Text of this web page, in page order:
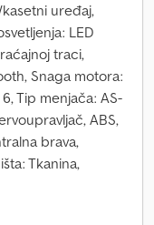
uređaj,
LED
traci,
Snaga motora:
Tip menjača: AS-
ABS,
brava,
Tkanina,